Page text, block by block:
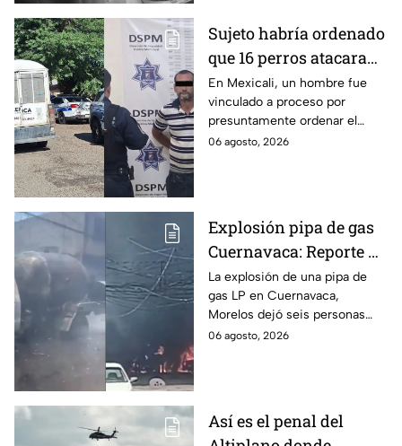
Sujeto habría ordenado
que 16 perros atacaran
a su hermana con
discapacidad en
Mexicali, BC
En Mexicali, un hombre fue
vinculado a proceso por
presuntamente ordenar el
ataque de 16 perros contra su
06 agosto, 2026
Explosión pipa de gas
Cuernavaca: Reporte de
víctimas tras estallido
en Morelos
La explosión de una pipa de
gas LP en Cuernavaca,
Morelos dejó seis personas
hospitalizadas. IMSS informó
06 agosto, 2026
Así es el penal del